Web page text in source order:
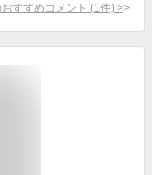
すすめコメント (1 件) >